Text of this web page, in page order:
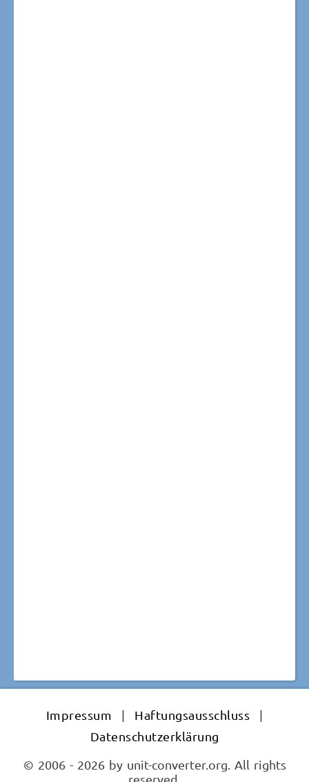
Impressum | Haftungsausschluss
|
Datenschutzerklärung
© 2006 - 2026 by unit-converter.org. All rights
reserved.